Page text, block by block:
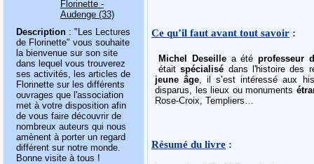
Description : "Les Lectures
de Florinette" vous souhaite
la bienvenue sur son site
dans lequel vous trouverez
ses activités, les articles de
Florinette sur les différents
ouvrages que l'association
met à votre disposition afin
de vous faire découvrir de
nombreux auteurs qui nous
amènent à porter un regard
différent sur notre monde.
Bonne visite à tous !
Ce qu’il faut avant tout savoir :
Michel Deseillea étéprofesseur
étaitspécialisé dans l'histoire des
jeune âge, il s’est intéressé aux
disparus, les lieux ou monuments
Rose-Croix, Templiers…
Résumé du livre :